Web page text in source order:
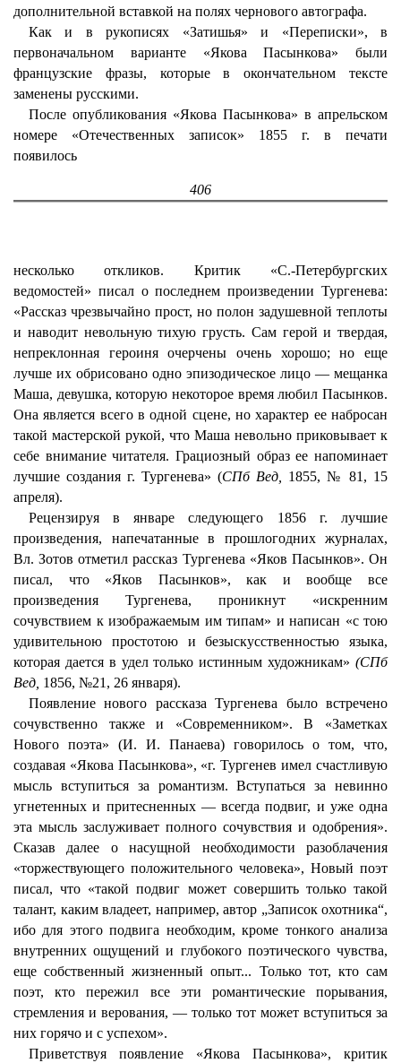
дополнительной вставкой на полях чернового автографа.
Как и в рукописях «Затишья» и «Переписки», в
первоначальном варианте «Якова Пасынкова» были
французские фразы, которые в окончательном тексте
заменены русскими.
После опубликования «Якова Пасынкова» в апрельском
номере «Отечественных записок» 1855 г. в печати
появилось
406
несколько откликов. Критик «С.-Петербургских
ведомостей» писал о последнем произведении Тургенева:
«Рассказ чрезвычайно прост, но полон задушевной теплоты
и наводит невольную тихую грусть. Сам герой и твердая,
непреклонная героиня очерчены очень хорошо; но еще
лучше их обрисовано одно эпизодическое лицо — мещанка
Маша, девушка, которую некоторое время любил Пасынков.
Она является всего в одной сцене, но характер ее набросан
такой мастерской рукой, что Маша невольно приковывает к
себе внимание читателя. Грациозный образ ее напоминает
лучшие создания г. Тургенева» (СПб Вед, 1855, № 81, 15
апреля).
Рецензируя в январе следующего 1856 г. лучшие
произведения, напечатанные в прошлогодних журналах,
Вл. Зотов отметил рассказ Тургенева «Яков Пасынков». Он
писал, что «Яков Пасынков», как и вообще все
произведения Тургенева, проникнут «искренним
сочувствием к изображаемым им типам» и написан «с тою
удивительною простотою и безыскусственностью языка,
которая дается в удел только истинным художникам» (СПб
Вед, 1856, №21, 26 января).
Появление нового рассказа Тургенева было встречено
сочувственно также и «Современником». В «Заметках
Нового поэта» (И. И. Панаева) говорилось о том, что,
создавая «Якова Пасынкова», «г. Тургенев имел счастливую
мысль вступиться за романтизм. Вступаться за невинно
угнетенных и притесненных — всегда подвиг, и уже одна
эта мысль заслуживает полного сочувствия и одобрения».
Сказав далее о насущной необходимости разоблачения
«торжествующего положительного человека», Новый поэт
писал, что «такой подвиг может совершить только такой
талант, каким владеет, например, автор „Записок охотника“,
ибо для этого подвига необходим, кроме тонкого анализа
внутренних ощущений и глубокого поэтического чувства,
еще собственный жизненный опыт... Только тот, кто сам
поэт, кто пережил все эти романтические порывания,
стремления и верования, — только тот может вступиться за
них горячо и с успехом».
Приветствуя появление «Якова Пасынкова», критик